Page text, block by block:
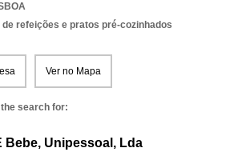
de refeições e pratos pré-cozinhados
Ver no Mapa
search for:
Bebe, Unipessoal, Lda